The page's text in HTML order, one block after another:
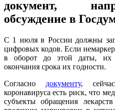
документ,
обсуждение в
С 1 июля в России должны
цифровых кодов. Если
в оборот до этой даты, их
окончания срока их годности.
Согласно документу,
коронавируса есть риск, что
субъекты обращения